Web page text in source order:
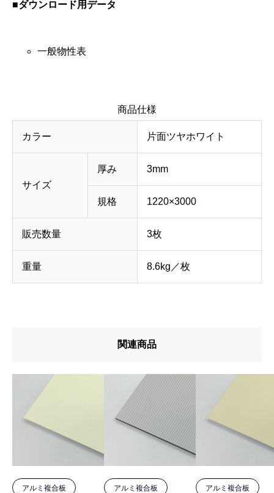
■ダウンロード用データ
一般物性表
商品仕様
カラー 片面ツヤホワイト
サイズ
厚み 3mm
規格 1220×3000
販売数量 3枚
重量 8.6kg／枚
関連商品
アルミ複合板 アルミ複合板 アルミ複合板